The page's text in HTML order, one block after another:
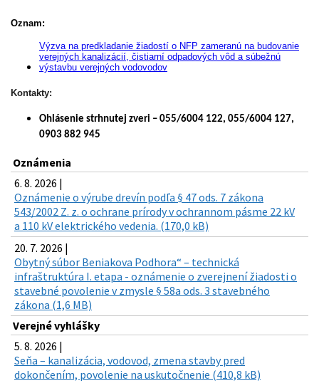
Oznam:
Výzva na predkladanie žiadostí o NFP zameranú na budovanie
verejných kanalizácií, čistiarní odpadových vôd a súbežnú
výstavbu verejných vodovodov
Kontakty:
Ohlásenie strhnutej zveri – 055/6004 122, 055/6004 127,
0903 882 945
Oznámenia
6. 8. 2026 |
Oznámenie o výrube drevín podľa § 47 ods. 7 zákona
543/2002 Z. z. o ochrane prírody v ochrannom pásme 22 kV
a 110 kV elektrického vedenia. (170,0 kB)
20. 7. 2026 |
Obytný súbor Beniakova Podhora“ – technická
infraštruktúra I. etapa - oznámenie o zverejnení žiadosti o
stavebné povolenie v zmysle § 58a ods. 3 stavebného
zákona (1,6 MB)
Verejné vyhlášky
5. 8. 2026 |
Seňa – kanalizácia, vodovod, zmena stavby pred
dokončením, povolenie na uskutočnenie (410,8 kB)